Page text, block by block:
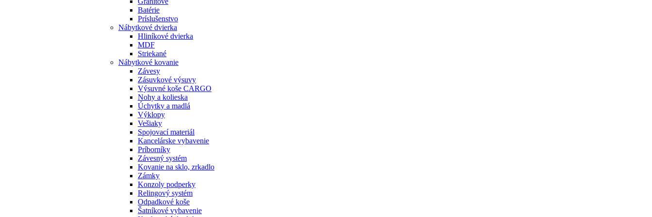
Batérie
Príslušenstvo
Nábytkové dvierka
Hliníkové dvierka
MDF
Striekané
Nábytkové kovanie
Závesy
Zásuvkové výsuvy
Výsuvné koše CARGO
Nohy a kolieska
Úchytky a madlá
Výklopy
Vešiaky
Spojovací materiál
Kancelárske vybavenie
Príborníky
Závesný systém
Kovanie na sklo, zrkadlo
Zámky
Konzoly podperky
Relingový systém
Odpadkové koše
Šatníkové vybavenie